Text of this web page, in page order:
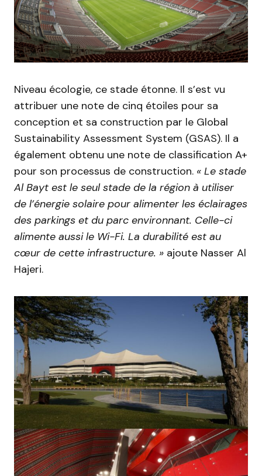
Niveau écologie, ce stade étonne. Il s’est vu
attribuer une note de cinq étoiles pour sa
conception et sa construction par le Global
Sustainability Assessment System (GSAS). Il a
également obtenu une note de classification A+
pour son processus de construction. « Le stade
AlBayt est le seul stade de la région à utiliser
de l’énergie solaire pour alimenter les éclairages
des parkings et du parc environnant. Celle-ci
alimente aussi le Wi-Fi. La durabilité est au
cœur de cette infrastructure. » ajoute Nasser Al
Hajeri.